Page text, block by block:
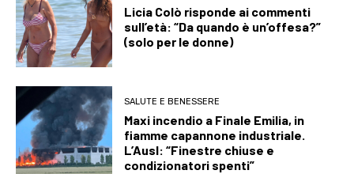
Licia Colò risponde ai commenti
sull’età: “Da quando è un’offesa?”
(solo per le donne)
SALUTE E BENESSERE
Maxi incendio a Finale Emilia, in
fiamme capannone industriale.
L’Ausl: “Finestre chiuse e
condizionatori spenti”